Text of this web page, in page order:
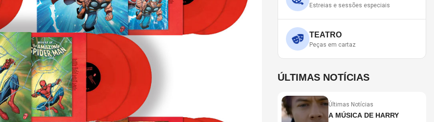
Estreias e sessões especiais
TEATRO
Peças em cartaz
ÚLTIMAS NOTÍCIAS
Últimas Notícias
A MÚSICA DE HARRY